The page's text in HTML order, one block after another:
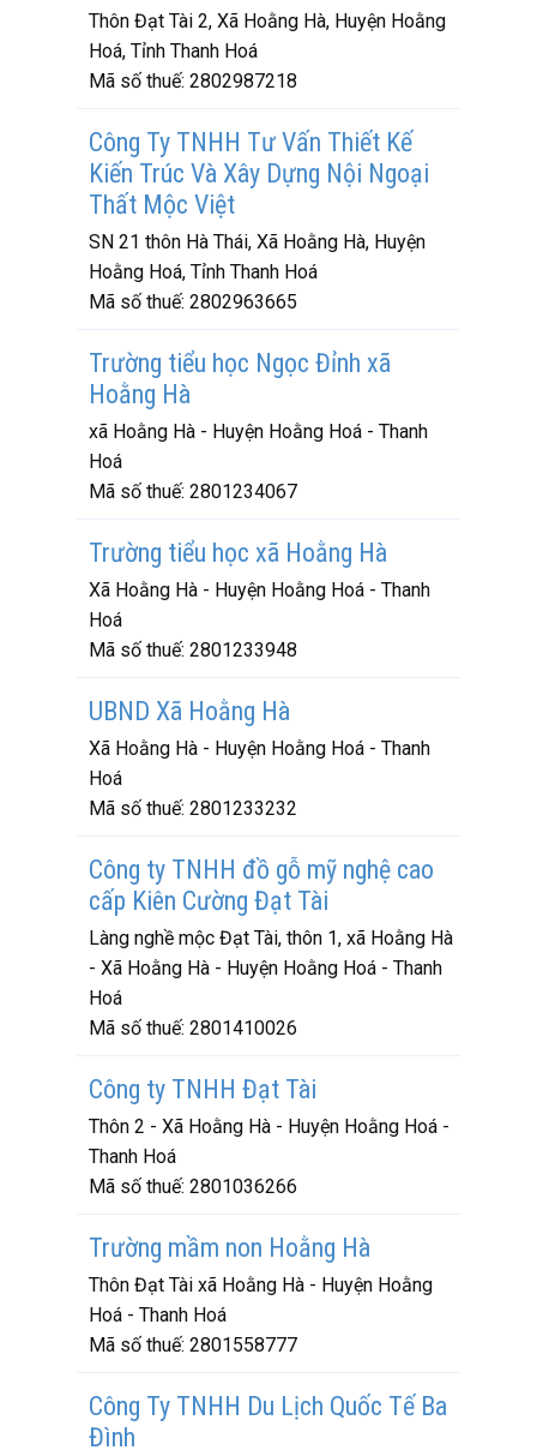
Thôn Đạt Tài 2, Xã Hoằng Hà, Huyện Hoằng
Hoá, Tỉnh Thanh Hoá
Mã số thuế: 2802987218
Công Ty TNHH Tư Vấn Thiết Kế
Kiến Trúc Và Xây Dựng Nội Ngoại
Thất Mộc Việt
SN 21 thôn Hà Thái, Xã Hoằng Hà, Huyện
Hoằng Hoá, Tỉnh Thanh Hoá
Mã số thuế: 2802963665
Trường tiểu học Ngọc Đỉnh xã
Hoằng Hà
xã Hoằng Hà - Huyện Hoằng Hoá - Thanh
Hoá
Mã số thuế: 2801234067
Trường tiểu học xã Hoằng Hà
Xã Hoằng Hà - Huyện Hoằng Hoá - Thanh
Hoá
Mã số thuế: 2801233948
UBND Xã Hoằng Hà
Xã Hoằng Hà - Huyện Hoằng Hoá - Thanh
Hoá
Mã số thuế: 2801233232
Công ty TNHH đồ gỗ mỹ nghệ cao
cấp Kiên Cường Đạt Tài
Làng nghề mộc Đạt Tài, thôn 1, xã Hoằng Hà
- Xã Hoằng Hà - Huyện Hoằng Hoá - Thanh
Hoá
Mã số thuế: 2801410026
Công ty TNHH Đạt Tài
Thôn 2 - Xã Hoằng Hà - Huyện Hoằng Hoá -
Thanh Hoá
Mã số thuế: 2801036266
Trường mầm non Hoằng Hà
Thôn Đạt Tài xã Hoằng Hà - Huyện Hoằng
Hoá - Thanh Hoá
Mã số thuế: 2801558777
Công Ty TNHH Du Lịch Quốc Tế Ba
Đình